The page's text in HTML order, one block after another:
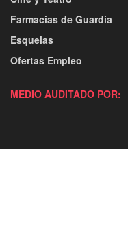
Farmacias de Guardia
Esquelas
Ofertas Empleo
MEDIO AUDITADO POR: